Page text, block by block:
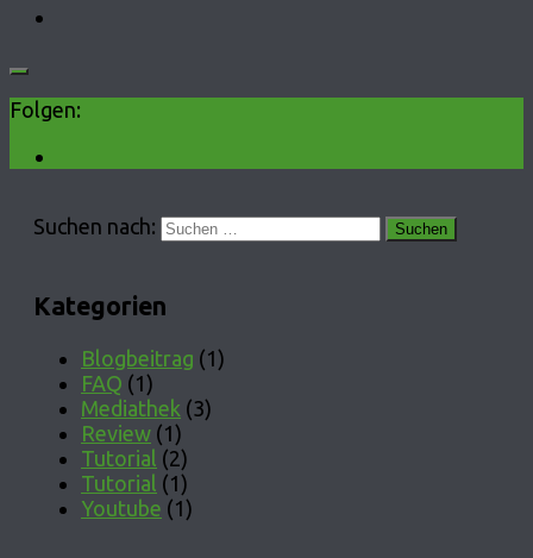
Folgen:
Suchen nach:
Kategorien
Blogbeitrag (1)
FAQ (1)
Mediathek (3)
Review (1)
Tutorial (2)
Tutorial (1)
Youtube (1)